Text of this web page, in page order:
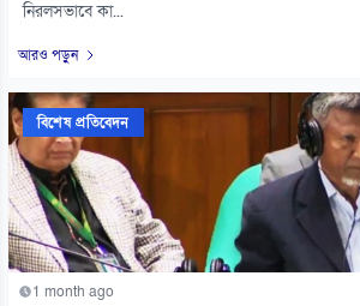
নিরলসভাবে কা...
আরও পড়ুন
বিশেষ প্রতিবেদন
1 month ago